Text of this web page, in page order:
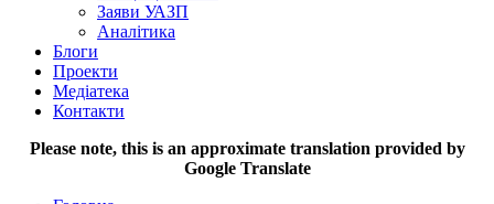
Заяви УАЗП
Аналітика
Блоги
Проекти
Медіатека
Контакти
Please note, this is an approximate translation provided by
Google Translate